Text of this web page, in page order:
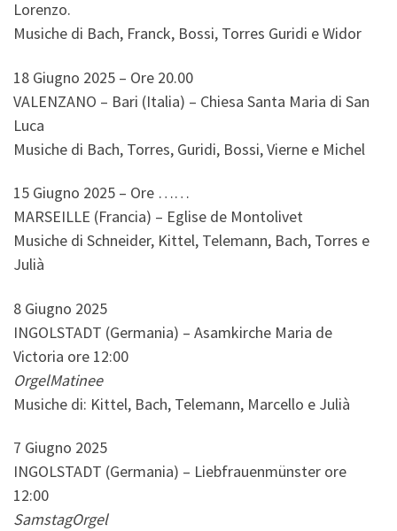
Lorenzo.
Musiche di Bach, Franck, Bossi, Torres Guridi e Widor
18 Giugno 2025 – Ore 20.00
VALENZANO – Bari (Italia) – Chiesa Santa Maria di San
Luca
Musiche di Bach, Torres, Guridi, Bossi, Vierne e Michel
15 Giugno 2025 – Ore ……
MARSEILLE (Francia) – Eglise de Montolivet
Musiche di Schneider, Kittel, Telemann, Bach, Torres e
Julià
8 Giugno 2025
INGOLSTADT (Germania) – Asamkirche Maria de
Victoria ore 12:00
OrgelMatinee
Musiche di: Kittel, Bach, Telemann, Marcello e Julià
7 Giugno 2025
INGOLSTADT (Germania) – Liebfrauenmünster ore
12:00
SamstagOrgel